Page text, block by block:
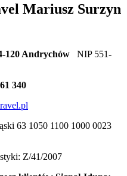
Mariusz Surzyn
120 Andrychów NIP 551-
340
63 1050 1100 1000 0023
Z/41/2007